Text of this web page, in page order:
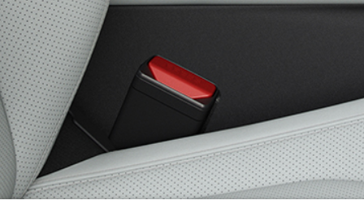
الشمالي
ابحث عن وكالاتنا